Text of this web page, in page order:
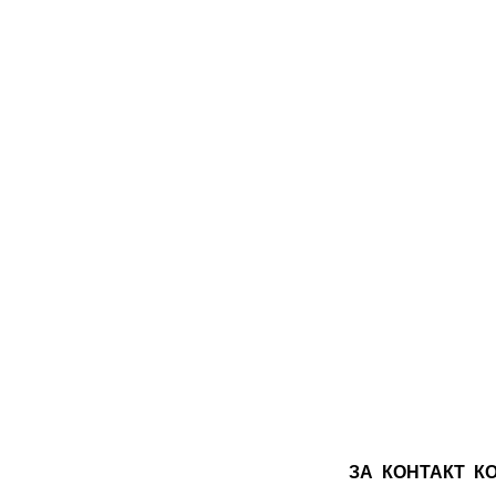
ЗА КОНТАКТ